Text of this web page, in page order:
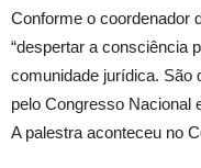
Conforme o coordenador
“despertar a consciência
comunidade jurídica. São
pelo Congresso Nacional
A palestra aconteceu no